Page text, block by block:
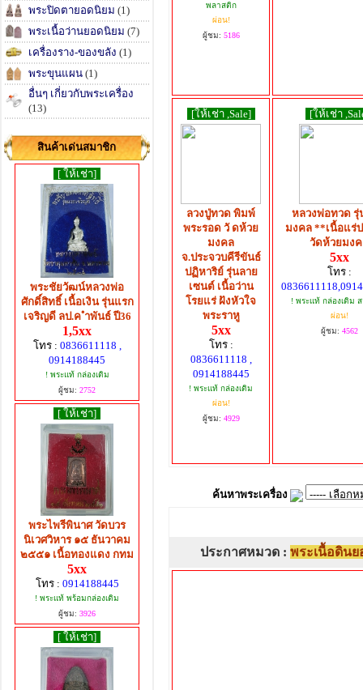
พระปิดตายอดนิยม (1)
พระเนื้อว่านยอดนิยม (7)
เครื่องราง-ของขลัง (1)
พระขุนแผน (1)
อื่นๆ เกี่ยวกับพระเครื่อง
(13)
สินค้าเด่นสมาชิก
[ ให้เช่า]
พระชัยวัฒน์หลวงพ่อ
ศักดิ์สิทธิ์ เนื้อเงิน รุ่นแรก
เจริญดี ลป.ค ำพันธ์ ปี36
1,5xx
โทร : 0836611118 ,
0914188445
! พระแท้ กล่องเดิม
ผู้ชม: 2752
[ ให้เช่า]
พระไพรีพินาศ วัดบวร
นิเวศวิหาร ๑๕ ธันวาคม
๒๕๕๑ เนื้อทองแดง กทม
5xx
โทร : 0914188445
! พระแท้ พร้อมกล่องเดิม
ผู้ชม: 3926
[ ให้เช่า]
พลาสติก
ผ่อน!
ผู้ชม: 5186
[ให้เช่า ,Sale]
ลวงปู่ทวด พิมพ์
พระรอด วั ดห้วย
มงคล
จ.ประจวบคีรีขันธ์
ปฏิหาริย์ รุ่นลาย
เซนต์ เนื้อว่าน
โรยแร่ ฝังหัวใจ
พระราหู
5xx
โทร :
0836611118 ,
0914188445
! พระแท้ กล่องเดิม
ผ่อน!
ผู้ชม: 4929
[ให้เช่า
หลวงพ่อทวด รุ่
มงคล **เนื้อแร่
วัดห้วยมง
5xx
โทร :
! พระแท้ กล่องเดิม
ผ่อน!
ผู้ชม: 4562
ค้นหาพระเครื่อง
ประกาศหมวด : พระเนื้อดิน